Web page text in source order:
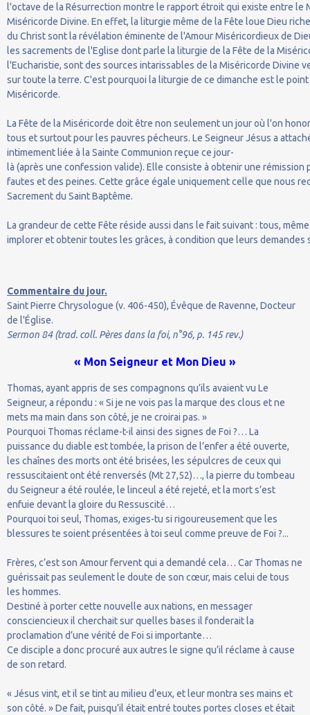
l'octave de la Résurrection montre le rapport étroit qui existe entre le
Miséricorde Divine. En effet, la liturgie même de la Fête loue Dieu
du Christ sont la révélation éminente de l'Amour Miséricordieux de
les sacrements de l'Eglise dont parle la liturgie de la Fête de la
l'Eucharistie, sont des sources intarissables de la Miséricorde
sur toute la terre. C'est pourquoi la liturgie de ce dimanche est le
Miséricorde.
La Fête de la Miséricorde doit être non seulement un jour où l'on
tous et surtout pour les pauvres pécheurs. Le Seigneur Jésus a
intimement liée à la Sainte Communion reçue ce jour-
là (après une confession valide). Elle consiste à obtenir une rémission
fautes et des peines. Cette grâce égale uniquement celle que nous
Sacrement du Saint Baptême.
La grandeur de cette Fête réside aussi dans le fait suivant : tous,
implorer et obtenir toutes les grâces, à condition que leurs demandes
Commentaire du jour.
Saint Pierre Chrysologue (v. 406-450), Évêque de Ravenne, Docteur
de l'Église.
Sermon 84 (trad. coll. Pères dans la foi, n°96, p. 145 rev.)
« Mon Seigneur et Mon Dieu »
Thomas, ayant appris de ses compagnons qu’ils avaient vu Le
Seigneur, a répondu : « Si je ne vois pas la marque des clous et ne
mets ma main dans son côté, je ne croirai pas. »
Pourquoi Thomas réclame-t-il ainsi des signes de Foi ?… La
puissance du diable est tombée, la prison de l’enfer a été ouverte,
les chaînes des morts ont été brisées, les sépulcres de ceux qui
ressuscitaient ont été renversés (Mt 27,52)…, la pierre du tombeau
du Seigneur a été roulée, le linceul a été rejeté, et la mort s’est
enfuie devant la gloire du Ressuscité…
Pourquoi toi seul, Thomas, exiges-tu si rigoureusement que les
blessures te soient présentées à toi seul comme preuve de Foi ?...
Frères, c’est son Amour fervent qui a demandé cela… Car Thomas ne
guérissait pas seulement le doute de son cœur, mais celui de tous
les hommes.
Destiné à porter cette nouvelle aux nations, en messager
consciencieux il cherchait sur quelles bases il fonderait la
proclamation d’une vérité de Foi si importante…
Ce disciple a donc procuré aux autres le signe qu’il réclame à cause
de son retard.
« Jésus vint, et il se tint au milieu d’eux, et leur montra ses mains et
son côté. » De fait, puisqu’il était entré toutes portes closes et était